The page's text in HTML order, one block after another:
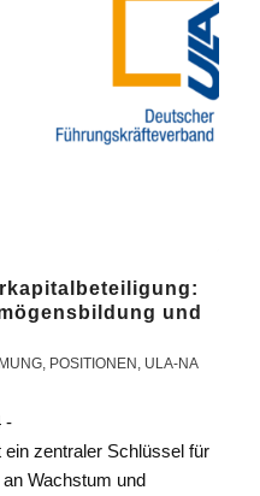
und
, POSITIONEN ULA-NA
-
zentraler Schlüssel für
Wachstum und